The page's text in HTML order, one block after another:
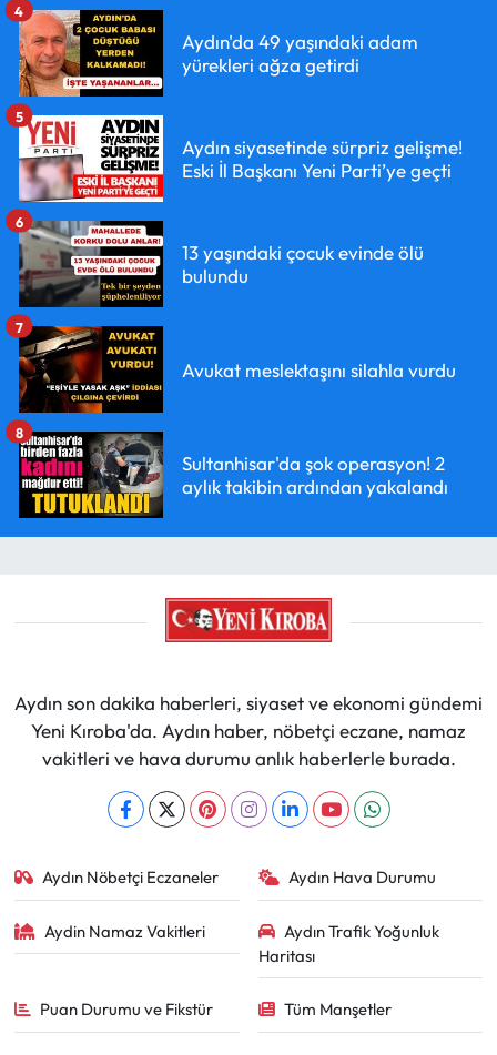
Aydın'da 49 yaşındaki adam
yürekleri ağza getirdi
4
Aydın siyasetinde sürpriz gelişme!
Eski İl Başkanı Yeni Parti’ye geçti
5
13 yaşındaki çocuk evinde ölü
bulundu
6
Avukat meslektaşını silahla vurdu
7
Sultanhisar'da şok operasyon! 2
aylık takibin ardından yakalandı
8
Aydın son dakika haberleri, siyaset ve ekonomi gündemi
Yeni Kıroba'da. Aydın haber, nöbetçi eczane, namaz
vakitleri ve hava durumu anlık haberlerle burada.
Aydın Nöbetçi Eczaneler Aydın Hava Durumu
Aydin Namaz Vakitleri
Aydın Trafik Yoğunluk
Haritası
Puan Durumu ve Fikstür Tüm Manşetler